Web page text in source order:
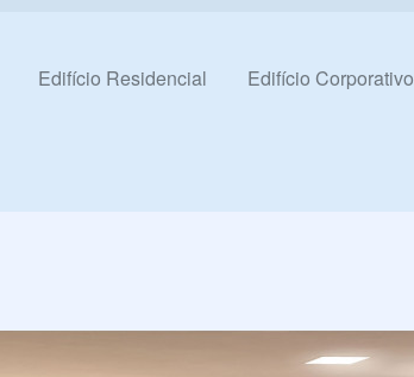
Edifício Residencial Edifício Corporativo